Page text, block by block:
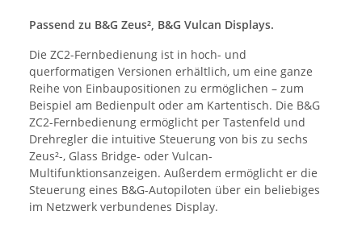
Passend zu B&G Zeus², B&G Vulcan Displays.
Die ZC2-Fernbedienung ist in hoch- und
querformatigen Versionen erhältlich, um eine ganze
Reihe von Einbaupositionen zu ermöglichen – zum
Beispiel am Bedienpult oder am Kartentisch. Die B&G
ZC2-Fernbedienung ermöglicht per Tastenfeld und
Drehregler die intuitive Steuerung von bis zu sechs
Zeus²-, Glass Bridge- oder Vulcan-
Multifunktionsanzeigen. Außerdem ermöglicht er die
Steuerung eines B&G-Autopiloten über ein beliebiges
im Netzwerk verbundenes Display.